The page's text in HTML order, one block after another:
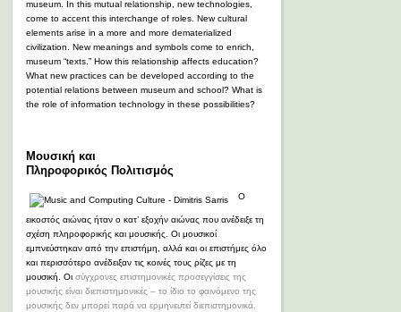
museum. In this mutual relationship, new technologies,
come to accent this interchange of roles. New cultural
elements arise in a more and more dematerialized
civilization. New meanings and symbols come to enrich,
museum “texts.” How this relationship affects education?
What new practices can be developed according to the
potential relations between museum and school? What is
the role of information technology in these possibilities?
Μουσική και
Πληροφορικός Πολιτισμός
Ο
εικοστός αιώνας ήταν ο κατ’ εξοχήν αιώνας που ανέδειξε τη
σχέση πληροφορικής και μουσικής. Οι μουσικοί
εμπνεύστηκαν από την επιστήμη, αλλά και οι επιστήμες όλο
και περισσότερο ανέδειξαν τις κοινές τους ρίζες με τη
μουσική. Οι σύγχρονες επιστημονικές προσεγγίσεις της
μουσικής είναι διεπιστημονικές – το ίδιο το φαινόμενο της
μουσικής δεν μπορεί παρά να ερμηνευτεί διεπιστημονικά.